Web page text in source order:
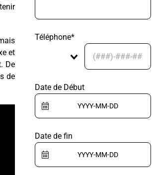
et
De
de
Téléphone*
Date de Début
Date de fin